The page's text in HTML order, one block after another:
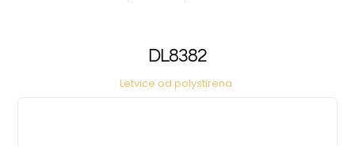
DL8382
Letvice od polystirena